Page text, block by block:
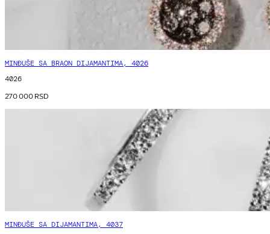
MINĐUŠE SA BRAON DIJAMANTIMA, 4026
4026
270 000RSD
MINĐUŠE SA DIJAMANTIMA, 4037